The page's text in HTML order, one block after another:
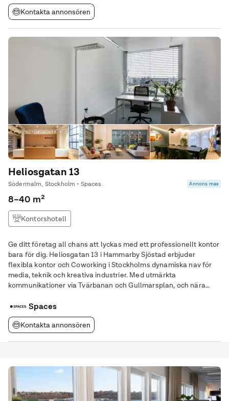
Kontakta annonsören
Heliosgatan 13
Södermalm, Stockholm • Spaces. Annons max
8–40 m²
Kontorshotell
Ge ditt företag all chans att lyckas med ett professionellt kontor
bara för dig. Heliosgatan 13 i Hammarby Sjöstad erbjuder
flexibla kontor och Coworking i Stockholms dynamiska nav för
media, teknik och kreativa industrier. Med utmärkta
kommunikationer via Tvärbanan och Gullmarsplan, och nära
kundåtkomst och en professionell affärsnärvaro.
Spaces
Kontakta annonsören